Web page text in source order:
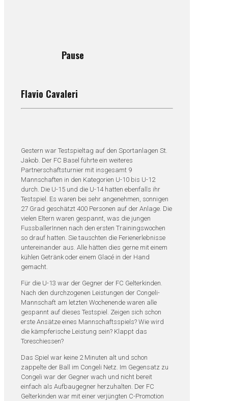
Pause
Flavio Cavaleri
Gestern war Testspieltag auf den Sportanlagen St.
Jakob. Der FC Basel führte ein weiteres
Partnerschaftsturnier mit insgesamt 9
Mannschaften in den Kategorien U-10 bis U-12
durch. Die U-15 und die U-14 hatten ebenfalls ihr
Testspiel. Es waren bei sehr angenehmen, sonnigen
27 Grad geschätzt 400 Personen auf der Anlage. Die
vielen Eltern waren gespannt, was die jungen
FussballerInnen nach den ersten Trainingswochen
so drauf hatten. Sie tauschten die Ferienerlebnisse
untereinander aus. Alle hätten dies gerne mit einem
kühlen Getränk oder einem Glacé in der Hand
gemacht.
Für die U-13 war der Gegner der FC Gelterkinden.
Nach den durchzogenen Leistungen der Congeli-
Mannschaft am letzten Wochenende waren alle
gespannt auf dieses Testspiel. Zeigen sich schon
erste Ansätze eines Mannschaftsspiels? Wie wird
die kämpferische Leistung sein? Klappt das
Toreschiessen?
Das Spiel war keine 2 Minuten alt und schon
zappelte der Ball im Congeli Netz. Im Gegensatz zu
Congeli war der Gegner wach und nicht bereit
einfach als Aufbaugegner herzuhalten. Der FC
Gelterkinden war mit einer verjüngten C-Promotion